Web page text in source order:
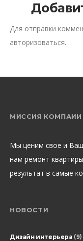
Для отправки
авторизоваться.
МИССИЯ КОМПАИИ
Мы ценим свое и
нам ремонт
результат в самые
НОВОСТИ
Дизайн интерьера (9)